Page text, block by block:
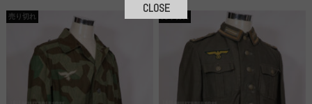
売り切れ 売り切れ
CLOSE